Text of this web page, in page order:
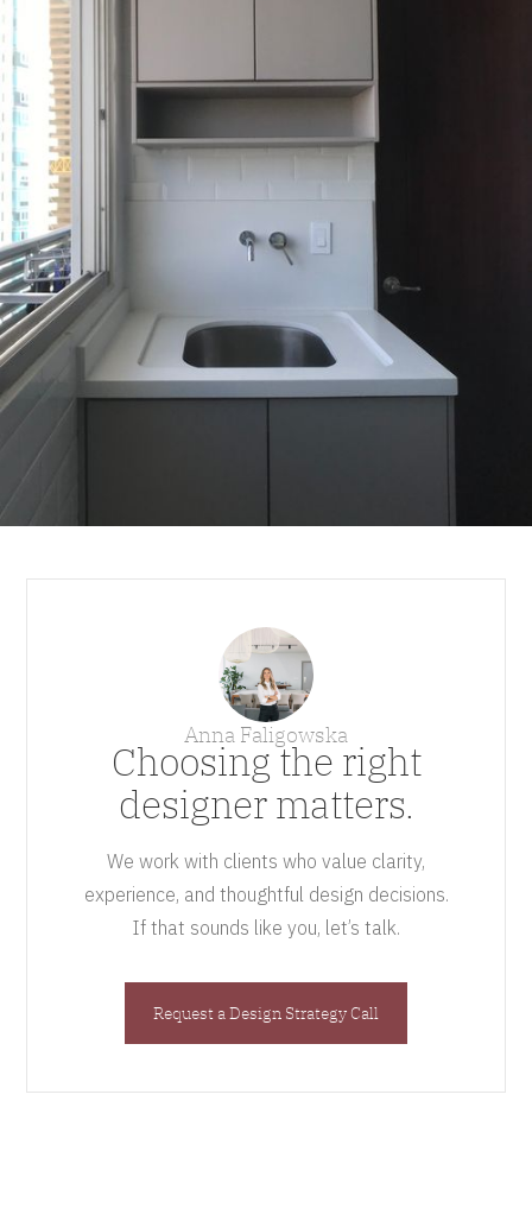
Anna Faligowska
Choosing the right
designer matters.
We work with clients who value clarity,
experience, and thoughtful design decisions.
If that sounds like you, let’s talk.
Request a Design Strategy Call